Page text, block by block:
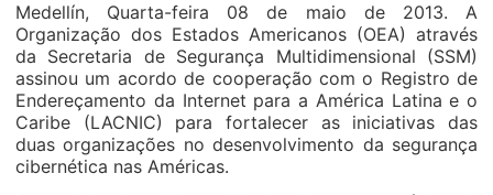
Medellín, Quarta-feira 08 de maio de 2013. A
Organização dos Estados Americanos (OEA) através
da Secretaria de Segurança Multidimensional (SSM)
assinou um acordo de cooperação com o Registro de
Endereçamento da Internet para a América Latina e o
Caribe (LACNIC) para fortalecer as iniciativas das
duas organizações no desenvolvimento da segurança
cibernética nas Américas.